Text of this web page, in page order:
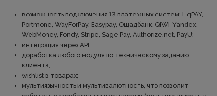
возможность подключения 13 платежных систем: LiqPAY,
Portmone, WayForPay, Easypay, Ощадбанк, QIWI, Yandex,
WebMoney, Fondy, Stripe, Sage Pay, Authorize.net, PayU;
интеграция через API;
доработка любого модуля по техническому заданию
клиента;
wishlist в товарах;
мультиязычность и мультивалютность, что позволит